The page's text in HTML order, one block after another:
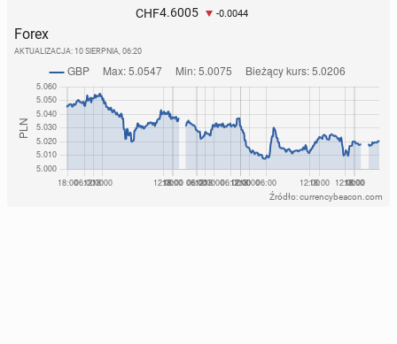
CHF4.6005 -0.0044
Forex
AKTUALIZACJA: 10 SIERPNIA, 06:20
Źródło: currencybeacon.com